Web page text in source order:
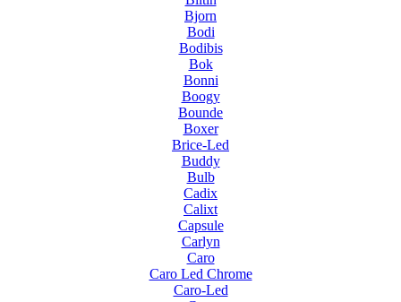
Bjorn
Bodi
Bodibis
Bok
Bonni
Boogy
Bounde
Boxer
Brice-Led
Buddy
Bulb
Cadix
Calixt
Capsule
Carlyn
Caro
Caro Led Chrome
Caro-Led